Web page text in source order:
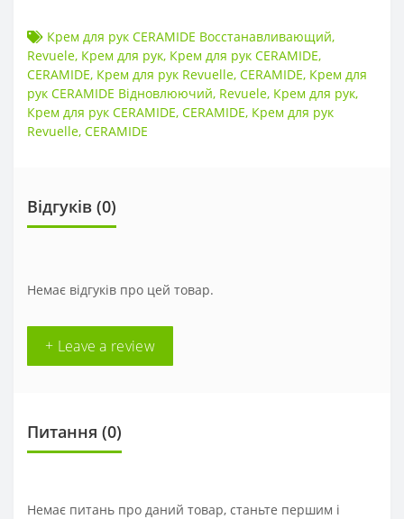
Крем для рук CERAMIDE Восстанавливающий,
Revuele, Крем для рук, Крем для рук CERAMIDE,
CERAMIDE, Крем для рук Revuelle, CERAMIDE, Крем для
рук CERAMIDE Відновлюючий, Revuele, Крем для рук,
Крем для рук CERAMIDE, CERAMIDE, Крем для рук
Revuelle, CERAMIDE
Відгуків (0)
Немає відгуків про цей товар.
+ Leave a review
Питання (0)
Немає питань про даний товар, станьте першим і